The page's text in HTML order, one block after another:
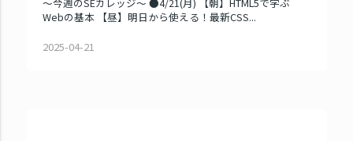
Webの基本 【昼】明日から使える！最新CSS...
2025-04-21